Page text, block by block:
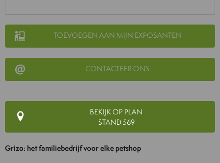
TOEVOEGEN AAN MIJN EXPOSANTEN
CONTACTEER ONS
BEKIJK OP PLAN
STAND 569
Grizo: het familiebedrijf voor elke petshop